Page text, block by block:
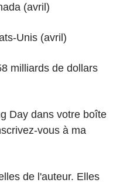
(avril)
Unis (avril)
milliards de dollars
Day dans votre boîte
vous à ma
de l'auteur. Elles